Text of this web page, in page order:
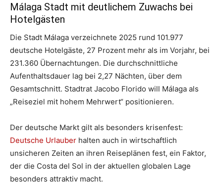
Málaga Stadt mit deutlichem Zuwachs bei
Hotelgästen
Die Stadt Málaga verzeichnete 2025 rund 101.977
deutsche Hotelgäste, 27 Prozent mehr als im Vorjahr, bei
231.360 Übernachtungen. Die durchschnittliche
Aufenthaltsdauer lag bei 2,27 Nächten, über dem
Gesamtschnitt. Stadtrat Jacobo Florido will Málaga als
„Reiseziel mit hohem Mehrwert“ positionieren.
Der deutsche Markt gilt als besonders krisenfest:
Deutsche Urlauber halten auch in wirtschaftlich
unsicheren Zeiten an ihren Reiseplänen fest, ein Faktor,
der die Costa del Sol in der aktuellen globalen Lage
besonders attraktiv macht.